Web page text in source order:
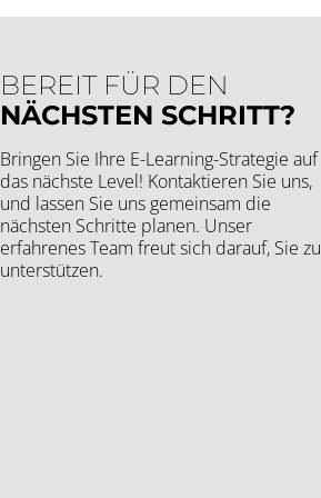
BEREIT FÜR DEN
NÄCHSTEN SCHRITT?
Bringen Sie Ihre E-Learning-Strategie auf
das nächste Level! Kontaktieren Sie uns,
und lassen Sie uns gemeinsam die
nächsten Schritte planen. Unser
erfahrenes Team freut sich darauf, Sie zu
unterstützen.